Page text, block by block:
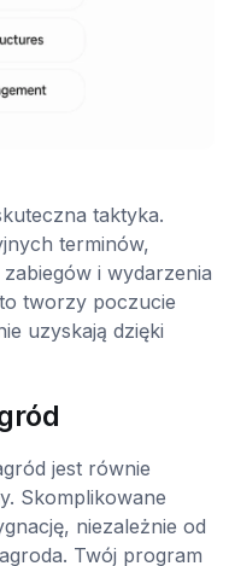
taktyka.
terminów,
i wydarzenia
tworzy poczucie
uzyskają dzięki
jest równie
Skomplikowane
niezależnie od
Twój program